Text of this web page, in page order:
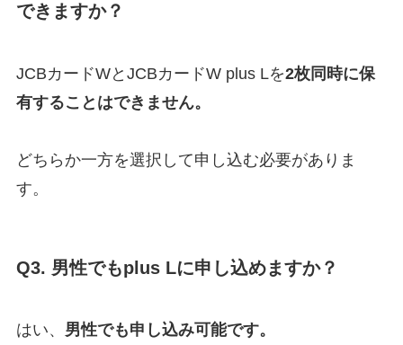
できますか？
JCBカードWとJCBカードW plus Lを2枚同時に保
有することはできません。
どちらか一方を選択して申し込む必要がありま
す。
Q3. 男性でもplus Lに申し込めますか？
はい、 男性でも申し込み可能です。